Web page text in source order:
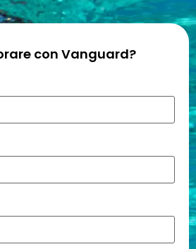
con Vanguard?